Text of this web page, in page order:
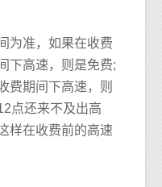
为准，如果在收费
下高速，则是免费;
费期间下高速，则
点还来不及出高
样在收费前的高速